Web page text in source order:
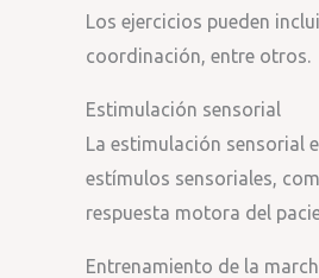
Los ejercicios pueden
coordinación, entre otros.
Estimulación sensorial
La estimulación sensorial
estímulos sensoriales,
respuesta motora del
Entrenamiento de la